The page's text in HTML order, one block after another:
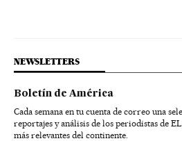
NEWSLETTERS
Boletín de América
Cada semana en tu cuenta de correo una
reportajes y análisis de los periodistas de
más relevantes del continente.